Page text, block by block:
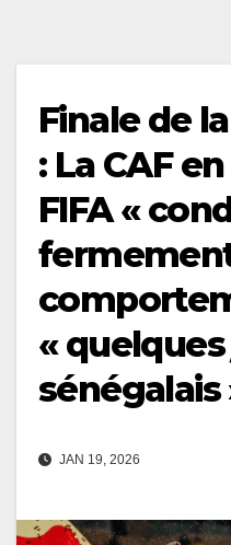
Finale de
: La CAF
FIFA «
«
sénégalais
JAN 19, 2026